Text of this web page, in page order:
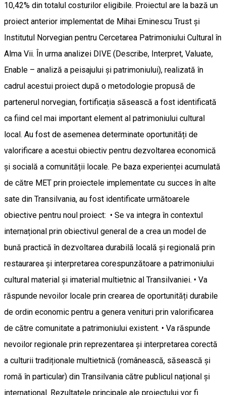
10,42% din totalul costurilor eligibile. Proiectul are la bază un
proiect anterior implementat de Mihai Eminescu Trust și
Institutul Norvegian pentru Cercetarea Patrimoniului Cultural în
Alma Vii. În urma analizei DIVE (Describe, Interpret, Valuate,
Enable – analiză a peisajului și patrimoniului), realizată în
cadrul acestui proiect după o metodologie propusă de
partenerul norvegian, fortificația săsească a fost identificată
ca fiind cel mai important element al patrimoniului cultural
local. Au fost de asemenea determinate oportunități de
valorificare a acestui obiectiv pentru dezvoltarea economică
și socială a comunității locale. Pe baza experienței acumulată
de către MET prin proiectele implementate cu succes în alte
sate din Transilvania, au fost identificate următoarele
obiective pentru noul proiect: • Se va integra în contextul
internațional prin obiectivul general de a crea un model de
bună practică în dezvoltarea durabilă locală și regională prin
restaurarea și interpretarea corespunzătoare a patrimoniului
cultural material și imaterial multietnic al Transilvaniei. • Va
răspunde nevoilor locale prin crearea de oportunități durabile
de ordin economic pentru a genera venituri prin valorificarea
de către comunitate a patrimoniului existent. • Va răspunde
nevoilor regionale prin reprezentarea și interpretarea corectă
a culturii tradiționale multietnică (românească, săsească și
romă în particular) din Transilvania către publicul național și
internațional. Rezultatele principale ale proiectului vor fi